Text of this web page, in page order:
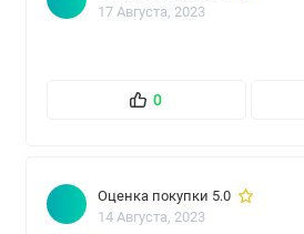
17 Августа, 2023
0
Оценка покупки 5.0
14 Августа, 2023